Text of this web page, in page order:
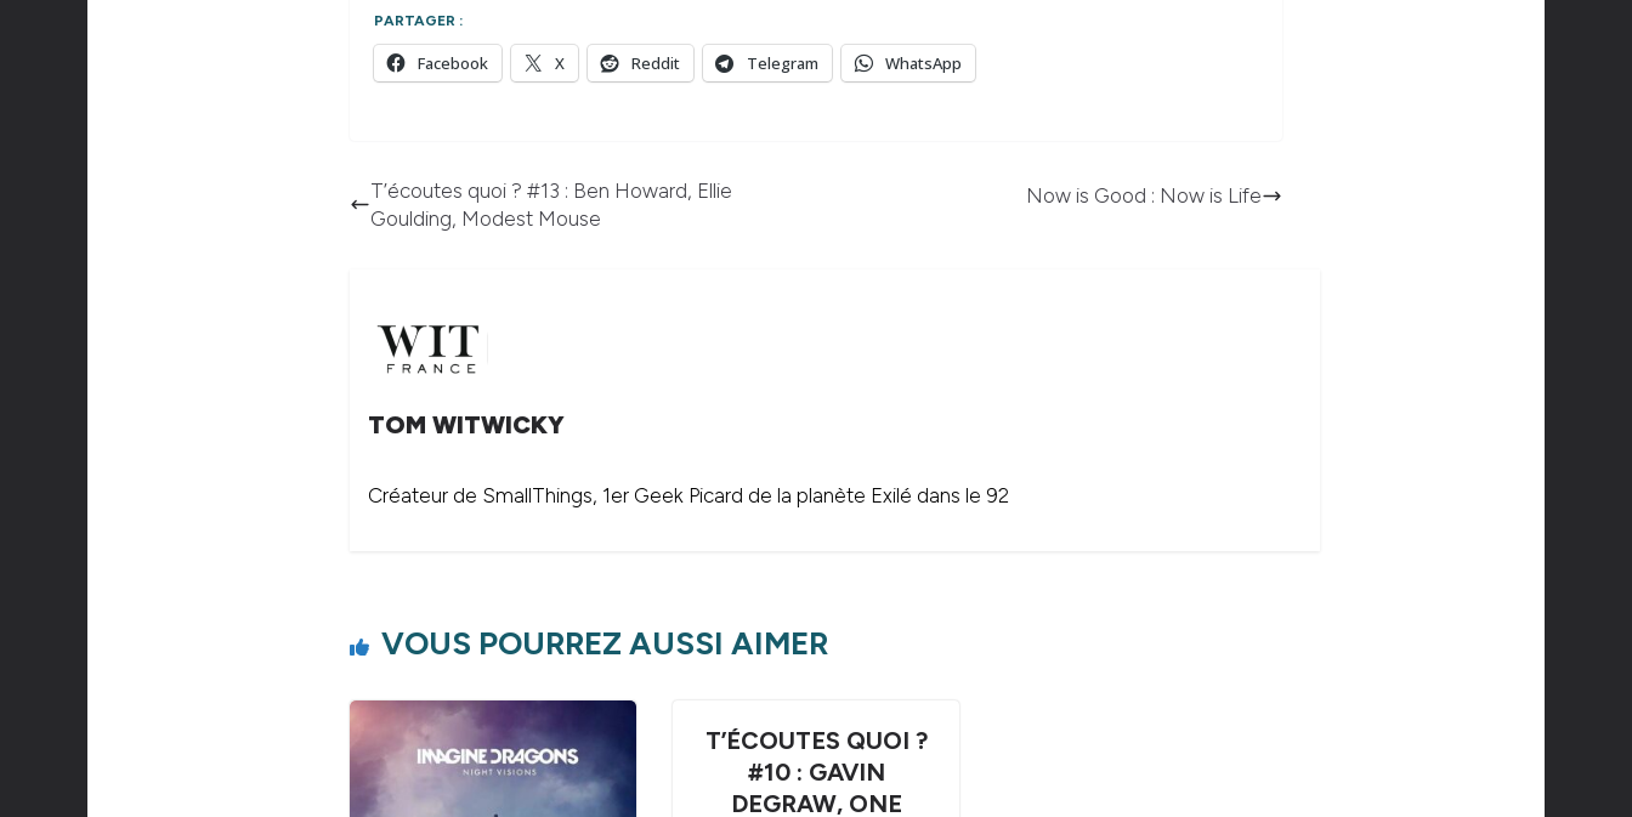
PARTAGER :
Facebook X Reddit Telegram WhatsApp
T’écoutes quoi ? #13 : Ben Howard, Ellie
Goulding, Modest Mouse
Now is Good : Now is Life
TOM WITWICKY
Créateur de SmallThings, 1er Geek Picard de la planète Exilé dans le 92
VOUS POURREZ AUSSI AIMER
T’ÉCOUTES QUOI ?
#10 : GAVIN
DEGRAW, ONE